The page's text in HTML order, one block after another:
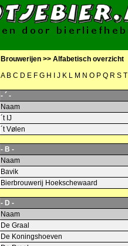
Brouwerijen >> Alfabetisch overzicht
A B C D E F G H J K L M N O P Q R S T
- ´ -
Naam
´t IJ
´t Vølen
- B -
Naam
Bavik
Bierbrouwerij Hoekschewaard
- D -
Naam
De Graal
De Koningshoeven